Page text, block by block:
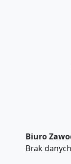
Biuro
Brak danych